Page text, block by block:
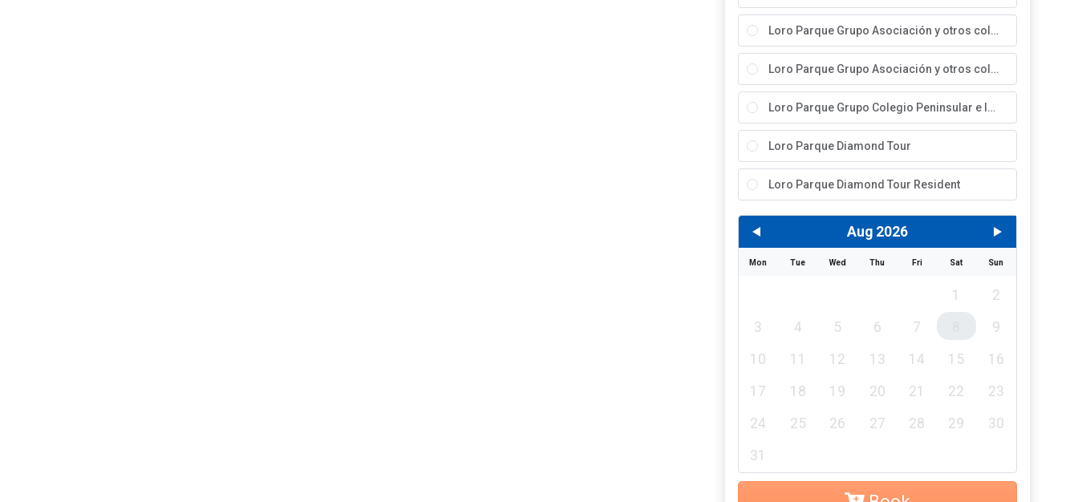
Loro Parque Grupo Asociación y otros colectivos Canarios.
Loro Parque Grupo Asociación y otros colectivos Península e Internacionales
Loro Parque Grupo Colegio Peninsular e Internacional.
Loro Parque Diamond Tour
Loro Parque Diamond Tour Resident
Aug 2026
Mon Tue Wed Thu Fri Sat Sun
1
2
3
4 5 6 7
9
10
11 12 13 14 15
16
17
18 19 20 21 22
23
24
25 26 27 28 29
30
31